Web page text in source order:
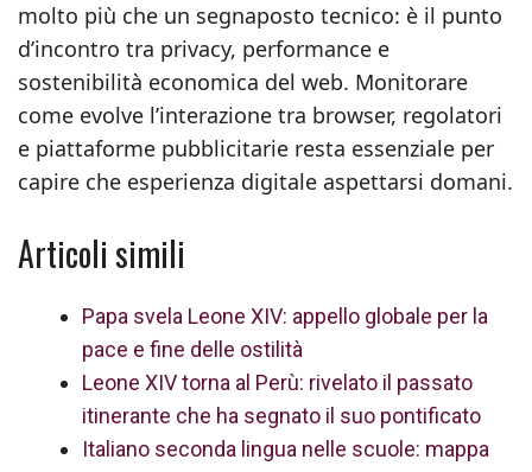
molto più che un segnaposto tecnico: è il punto
d’incontro tra privacy, performance e
sostenibilità economica del web. Monitorare
come evolve l’interazione tra browser, regolatori
e piattaforme pubblicitarie resta essenziale per
capire che esperienza digitale aspettarsi domani.
Articoli simili
Papa svela Leone XIV: appello globale per la
pace e fine delle ostilità
Leone XIV torna al Perù: rivelato il passato
itinerante che ha segnato il suo pontificato
Italiano seconda lingua nelle scuole: mappa